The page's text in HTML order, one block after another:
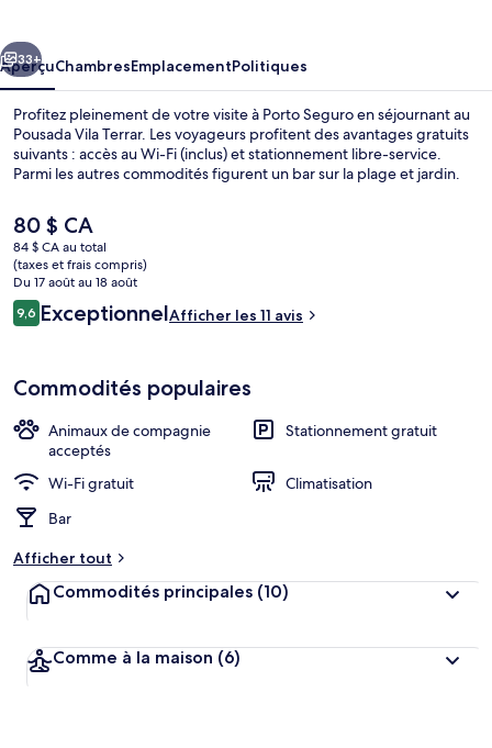
Suivant
33+
AperçuChambresEmplacementPolitiques
Profitez pleinement de votre visite à Porto Seguro en séjournant au
Pousada Vila Terrar. Les voyageurs profitent des avantages gratuits
suivants : accès au Wi-Fi (inclus) et stationnement libre-service.
Parmi les autres commodités figurent un bar sur la plage et jardin.
Le
prix
actuel
est
de 80 $ CA
80 $ CA
84 $ CA au total
(taxes et frais compris)
Du 17 août au 18 août
Avis
9,69,6 sur 10 –
ExceptionnelAfficher les 11 avis
Commodités populaires
Animaux de compagnie
acceptés
Stationnement gratuit
Wi-Fi gratuit
Climatisation
Bar
Afficher tout
Commodités principales (10)
Comme à la maison (6)